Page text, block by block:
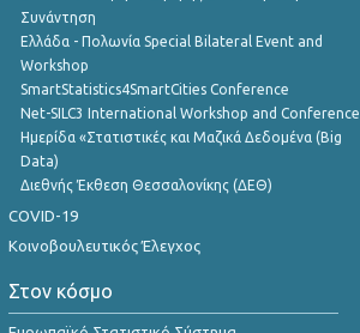
Συνάντηση
Ελλάδα - Πολωνία Special Bilateral Event and
Workshop
SmartStatistics4SmartCities Conference
Net-SILC3 International Workshop and Conference
Ημερίδα «Στατιστικές και Μαζικά Δεδομένα (Big
Data)
Διεθνής Έκθεση Θεσσαλονίκης (ΔΕΘ)
COVID-19
Κοινοβουλευτικός Έλεγχος
Στον κόσμο